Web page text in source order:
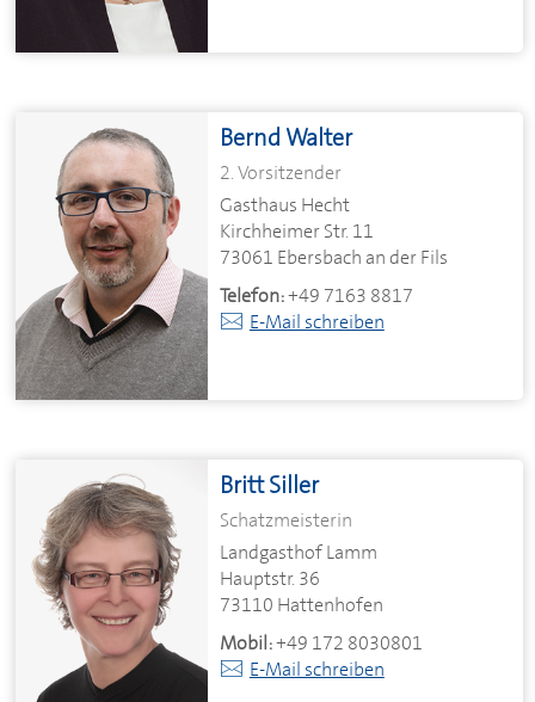
Bernd Walter
2. Vorsitzender
Gasthaus Hecht
Kirchheimer Str. 11
73061 Ebersbach an der Fils
Telefon:+49 7163 8817
E-Mail schreiben
Britt Siller
Schatzmeisterin
Landgasthof Lamm
Hauptstr. 36
73110 Hattenhofen
Mobil:+49 172 8030801
E-Mail schreiben